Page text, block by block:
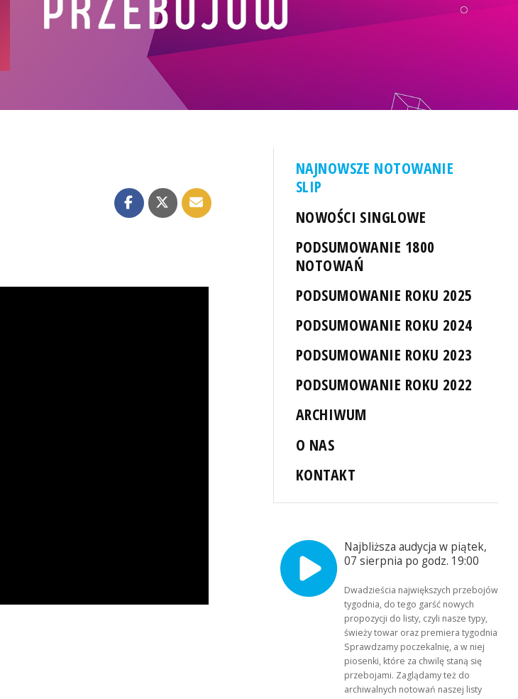
NAJNOWSZE NOTOWANIE
SLIP
NOWOŚCI SINGLOWE
PODSUMOWANIE 1800
NOTOWAŃ
PODSUMOWANIE ROKU 2025
PODSUMOWANIE ROKU 2024
PODSUMOWANIE ROKU 2023
PODSUMOWANIE ROKU 2022
ARCHIWUM
O NAS
KONTAKT
Najbliższa audycja w piątek,
07 sierpnia po godz. 19:00
Dwadzieścia największych przebojów
tygodnia, do tego garść nowych
propozycji do listy, czyli nasze typy,
świeży towar oraz premiera tygodnia!
Sprawdzamy poczekalnię, a w niej
piosenki, które za chwilę staną się
przebojami. Zaglądamy też do
archiwalnych notowań naszej listy